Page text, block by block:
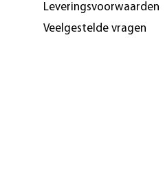
Leveringsvoorwaarden
Veelgestelde vragen